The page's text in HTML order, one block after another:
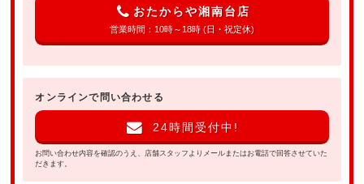
おたからや湘南台店
営業時間：10時～18時 (日・祝定休)
オンラインで問い合わせる
24時間受付中!
お問い合わせ内容を確認のうえ、店舗スタッフよりメールまたはお電話で回答させていた
だきます。